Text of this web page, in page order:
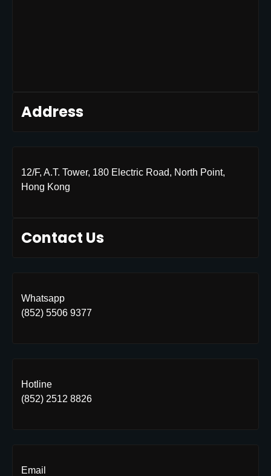
Address
12/F, A.T. Tower, 180 Electric Road, North Point,
Hong Kong
Contact Us
Whatsapp
(852) 5506 9377
Hotline
(852) 2512 8826
Email